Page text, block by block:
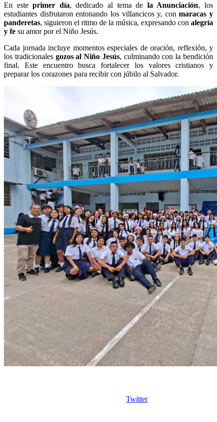
En esteprimer día, dedicado al tema de la Anunciación, los
estudiantes disfrutaron entonando los villancicos y, conmaracas y
panderetas, siguieron el ritmo de la música, expresando con alegría
y fe su amor por el Niño Jesús.
Cada jornada incluye momentos especiales de oración, reflexión, y
los tradicionales gozos al Niño Jesús, culminando con la bendición
final. Este encuentro busca fortalecer los valores cristianos y
preparar los corazones para recibir con júbilo al Salvador.
Twitter